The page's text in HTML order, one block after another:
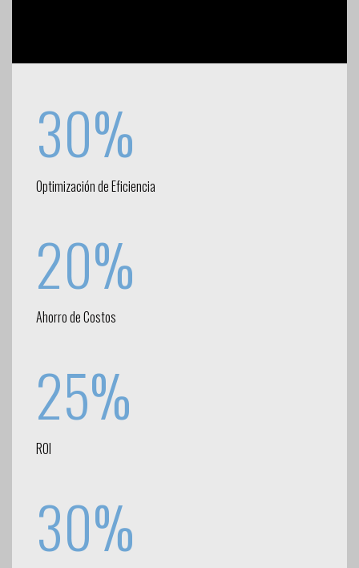
30%
Optimización de Eficiencia
20%
Ahorro de Costos
25%
ROI
30%